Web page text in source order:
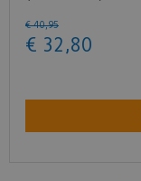
€ 40,95
€ 32 ,80